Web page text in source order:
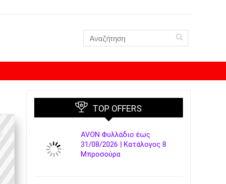
TOP OFFERS
AVON Φυλλάδιο έως
31/08/2026 | Κατάλογος 8
Μπροσούρα